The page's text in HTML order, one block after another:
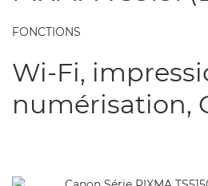
FONCTIONS
Wi-Fi,
numérisation,